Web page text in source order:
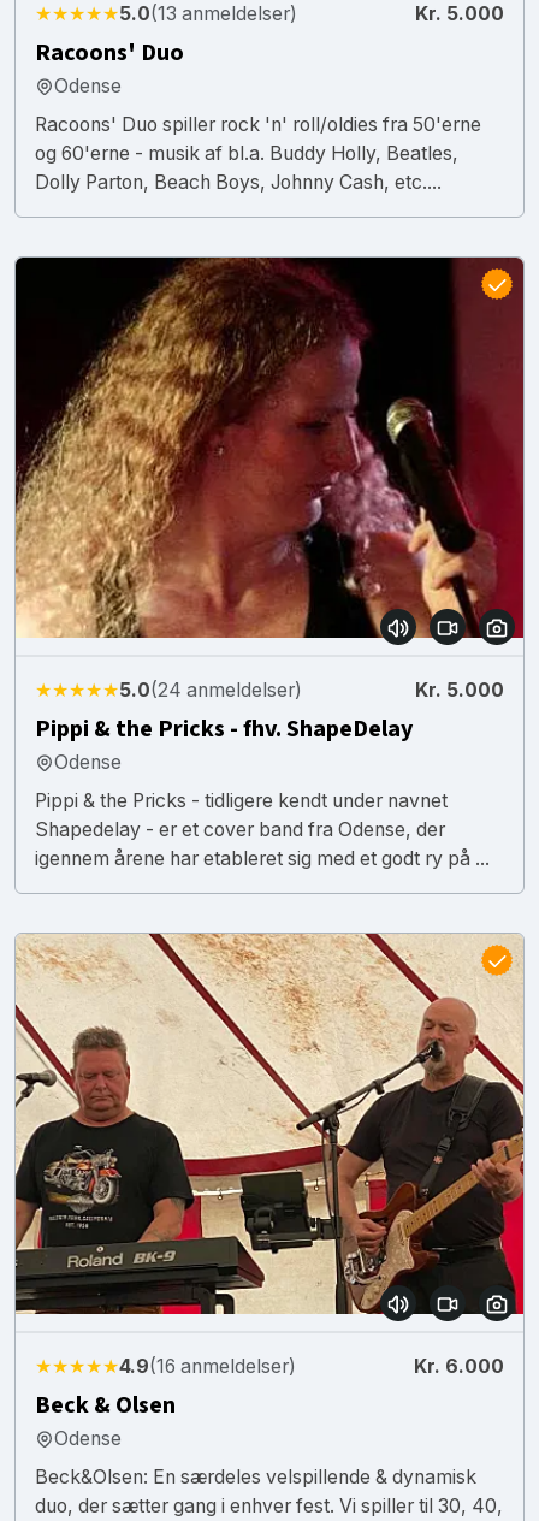
★★★★★5.0(13 anmeldelser) Kr. 5.000
Racoons' Duo
Odense
Racoons' Duo spiller rock 'n' roll/oldies fra 50'erne
og 60'erne - musik af bl.a. Buddy Holly, Beatles,
Dolly Parton, Beach Boys, Johnny Cash, etc....
★★★★★5.0(24 anmeldelser) Kr. 5.000
Pippi & the Pricks - fhv. ShapeDelay
Odense
Pippi & the Pricks - tidligere kendt under navnet
Shapedelay - er et cover band fra Odense, der
igennem årene har etableret sig med et godt ry på ...
★★★★★4.9(16 anmeldelser) Kr. 6.000
Beck & Olsen
Odense
Beck&Olsen: En særdeles velspillende & dynamisk
duo, der sætter gang i enhver fest. Vi spiller til 30, 40,